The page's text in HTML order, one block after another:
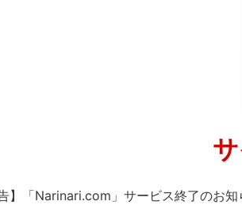
告】「Narinari.com」サービス終了のお知